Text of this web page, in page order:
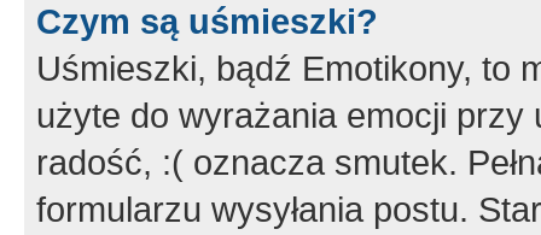
Czym są uśmieszki?
Uśmieszki, bądź Emotikony, to
użyte do wyrażania emocji
radość, :( oznacza smutek.
formularzu wysyłania postu.